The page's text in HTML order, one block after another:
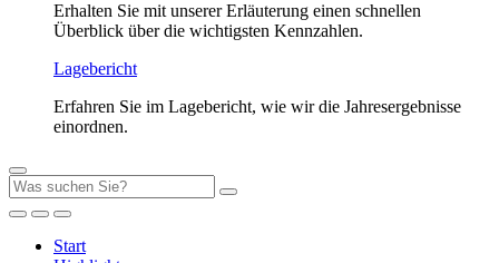
Erhalten Sie mit unserer Erläuterung einen schnellen
Überblick über die wichtigsten Kennzahlen.
Lagebericht
Erfahren Sie im Lagebericht, wie wir die Jahresergebnisse
einordnen.
Start